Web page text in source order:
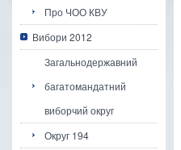
Про ЧОО КВУ
Вибори 2012
Загальнодержавний
багатомандатний
виборчий округ
Округ 194